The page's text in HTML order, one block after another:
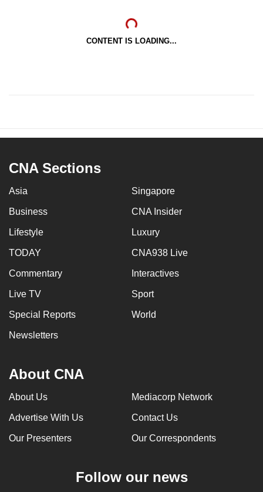
CONTENT IS LOADING...
CNA Sections
Asia Singapore
Business CNA Insider
Lifestyle Luxury
TODAY CNA938 Live
Commentary Interactives
Live TV Sport
Special Reports World
Newsletters
About CNA
About Us Mediacorp Network
Advertise With Us Contact Us
Our Presenters Our Correspondents
Follow our news